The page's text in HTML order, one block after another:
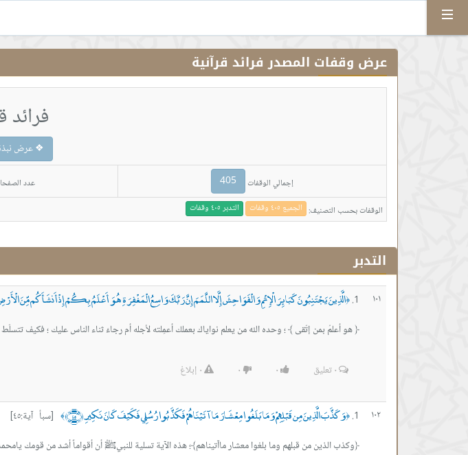
عرض وقفات المصدر فرائد قرآنية
فرائد
❖ عرض
إجمالي الوقفات 405 عدد
الوقفات بحسب التصنيف: الجميع ٤٠٥ وقفات التدبر ٤٠٥ وقفات
التدبر
١٠١ ﴿الَّذِينَ يَجْتَنِبُونَ كَبَائِرَ الْإِثْمِ وَالْفَوَاحِشَ إِلَّا اللَّمَمَ إِنَّ رَبَّكَ وَاسِعُ الْمَغْفِرَةِ هُوَ أَعْلَمُ بِكُمْ إِذْ أَنشَأَكُم مِّنَ
﴿ هو أعلمُ بمن إتّقى ﴾ ؛ وحده الله من يعلم نواياك بعملك أعمِلته لأجله أم رجاءَ ثناء الناس عليك ؛ فكيف
٠تعليق ٠ ٠ ٠ إبلاغ
١٠٢ ﴿وَكَذَّبَ الَّذِينَ مِن قَبْلِهِمْ وَمَا بَلَغُوا مِعْشَارَ مَا آتَيْنَاهُمْ فَكَذَّبُوا رُسُلِي فَكَيْفَ كَانَ نَكِيرِ ﴿٤٥﴾ ﴾
[سبأ آية:٤٥]
﴿وكذب الذين من قبلهم وما بلغوا معشار ماآتيناهم﴾؛ هذه الآية تسلية للنبيﷺ أن أقواماً أشد من قومك